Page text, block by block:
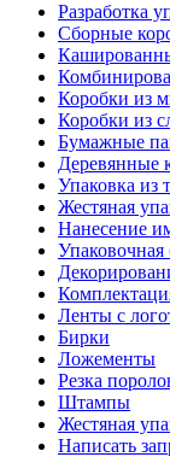
Разработка
Сборные
Коробки из
Коробки из
Бумажные
Деревянные
Упаковка из
Жестяная
Нанесение
Упаковочная
Ленты с
Бирки
Ложементы
Резка
Штампы
Жестяная
Написать